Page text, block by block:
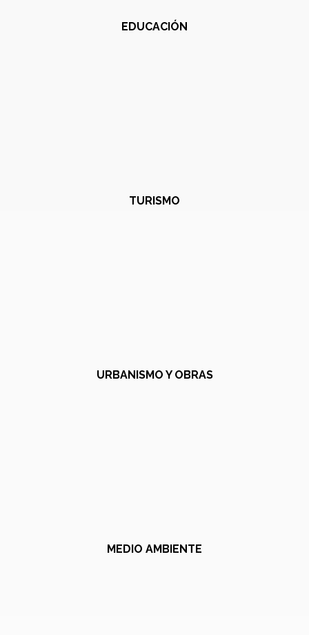
EDUCACIÓN
TURISMO
URBANISMO Y OBRAS
MEDIO AMBIENTE